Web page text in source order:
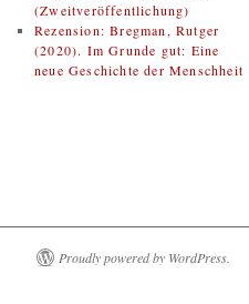
(Zweitveröffentlichung)
Rezension: Bregman, Rutger
(2020). Im Grunde gut: Eine
neue Geschichte der Menschheit
Proudly powered by WordPress.